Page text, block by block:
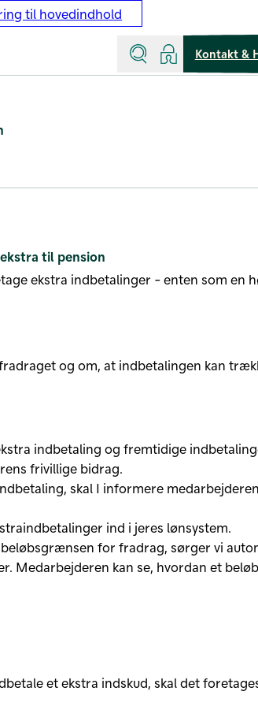
til hovedindhold
Søg Log indKontakt &
til pension
ekstra indbetalinger - enten som en
og om, at indbetalingen kan
indbetaling og fremtidige
frivillige bidrag.
skal I informere
ind i jeres lønsystem.
for fradrag, sørger vi
Medarbejderen kan se, hvordan et
et ekstra indskud, skal det